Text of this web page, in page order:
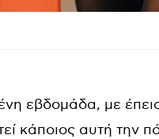
εβδομάδα, με
κάποιος αυτή την